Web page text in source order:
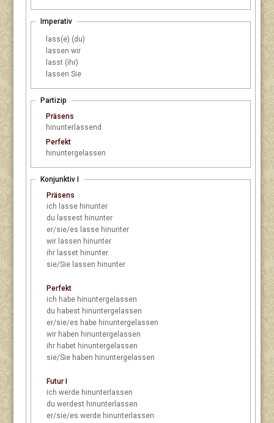
Imperativ
lass(e) (du)
lassen wir
lasst (ihr)
lassen Sie
Partizip
Präsens
hinunterlassend
Perfekt
hinuntergelassen
Konjunktiv I
Präsens
ich lasse hinunter
du lassest hinunter
er/sie/es lasse hinunter
wir lassen hinunter
ihr lasset hinunter
sie/Sie lassen hinunter
Perfekt
ich habe hinuntergelassen
du habest hinuntergelassen
er/sie/es habe hinuntergelassen
wir haben hinuntergelassen
ihr habet hinuntergelassen
sie/Sie haben hinuntergelassen
Futur I
ich werde hinunterlassen
du werdest hinunterlassen
er/sie/es werde hinunterlassen